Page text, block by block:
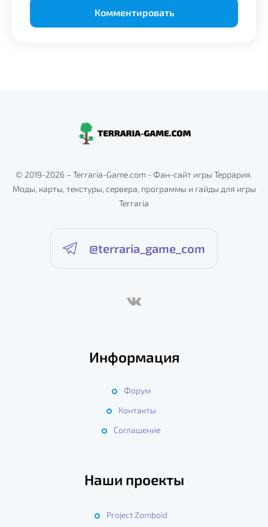
© 2019-2026 – Terraria-Game.com - Фан-сайт игры Террария.
Моды, карты, текстуры, сервера, программы и гайды для игры
Terraria
@terraria_game_com
Информация
Форум
Контакты
Соглашение
Наши проекты
Project Zomboid